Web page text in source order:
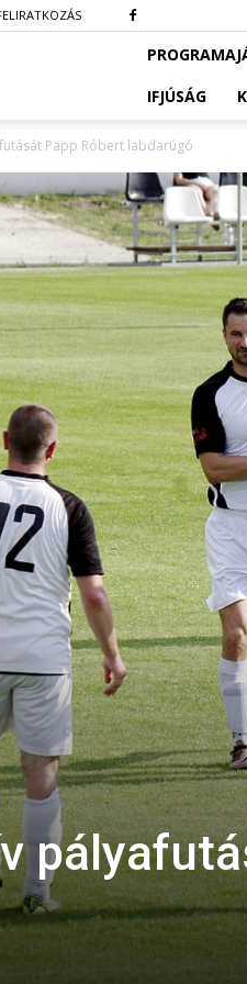
IFJÚSÁG
Papp Róbert labdarúgó